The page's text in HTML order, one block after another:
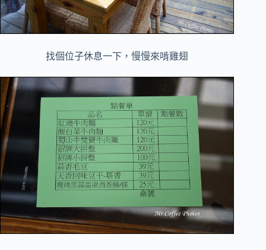
找個位子休息一下，慢慢來啃雞翅